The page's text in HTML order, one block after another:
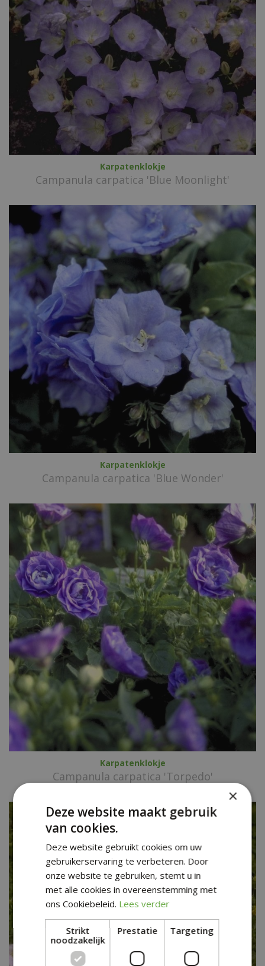
Karpatenklokje
Campanula carpatica 'Blue Moonlight'
Karpatenklokje
Campanula carpatica 'Blue Wonder'
Karpatenklokje
Campanula carpatica 'Torpedo'
×
Deze website maakt gebruik
van cookies.
Deze website gebruikt cookies om uw
gebruikerservaring te verbeteren. Door
onze website te gebruiken, stemt u in
met alle cookies in overeenstemming met
ons Cookiebeleid. Lees verder
Strikt
noodzakelijk
Prestatie Targeting